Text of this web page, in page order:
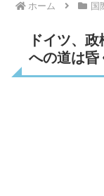
ホーム 国
ドイツ、
への道は昏